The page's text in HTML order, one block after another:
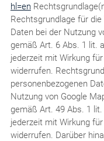
hl=en
Rechtsgrundlage für
Daten bei der Nutzung
gemäß Art. 6 Abs. 1 lit.
jederzeit mit Wirkung
widerrufen.
personenbezogenen
Nutzung von Google
gemäß Art. 49 Abs. 1 lit.
jederzeit mit Wirkung
widerrufen. Darüber